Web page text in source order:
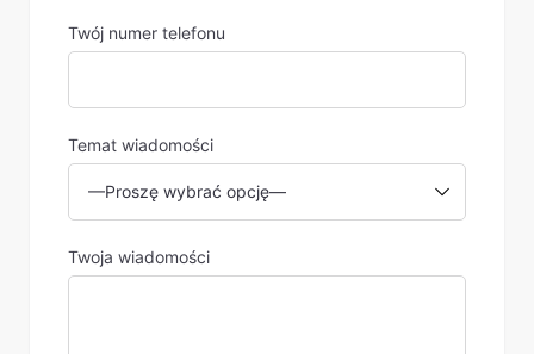
Twój numer telefonu
Temat wiadomości
Twoja wiadomości